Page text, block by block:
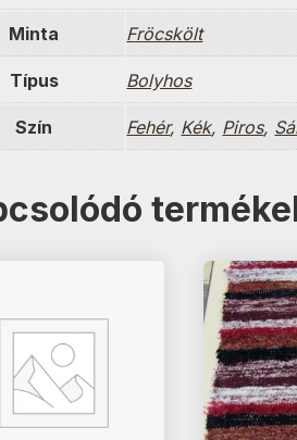
Minta Fröcskölt
Típus Bolyhos
Szín Fehér, Kék, Piros,